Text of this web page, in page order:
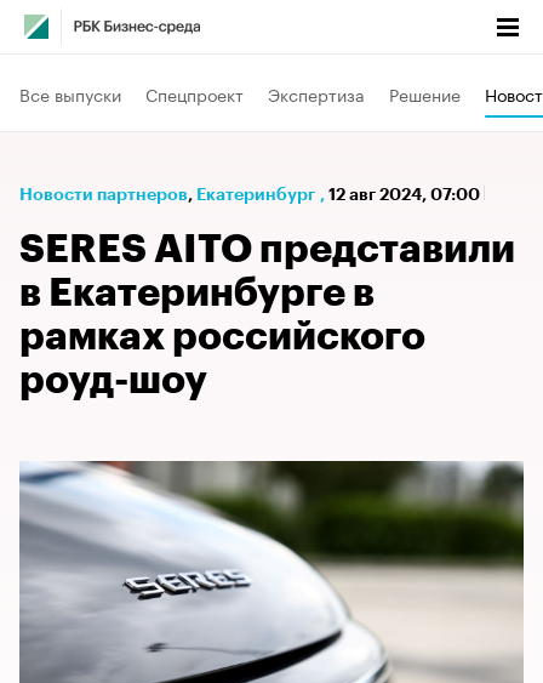
Все выпуски Спецпроект Экспертиза Решение
Новости партнеров⁠, Екатеринбург , 12 авг 2024, 07:00
SERES AITO представили
в Екатеринбурге в
рамках российского
роуд-шоу